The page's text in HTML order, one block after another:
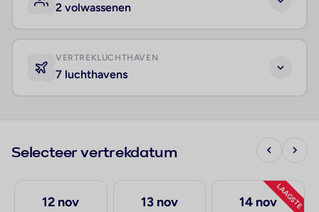
2 volwassenen
VERTREKLUCHTHAVEN
7 luchthavens
Selecteer vertrekdatum
12 nov 13 nov LAAGSTE
14 nov